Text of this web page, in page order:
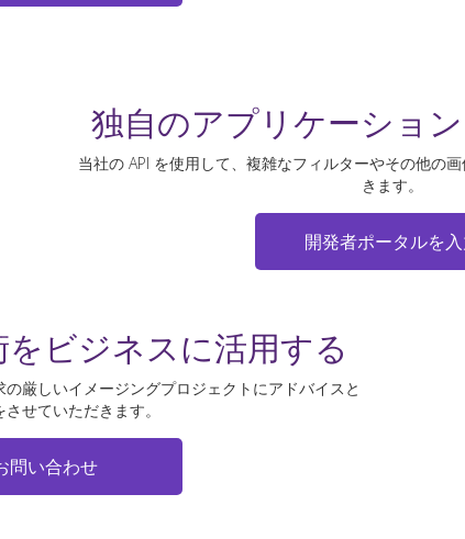
独自のアプリケーショ
当社の API を使用して、複雑なフィルターやその他の
きます。
開発者ポータルを
ビジネスに活用する
厳しいイメージングプロジェクトにアドバイスと
せていただきます。
問い合わせ